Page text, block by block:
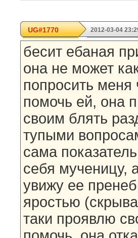
UG#1770 2012-03-04
бесит ебаная
она не может
попросить меня
помочь ей, она
своим блять
тупыми
сама
себя мученицу,
увижу ее
яростью
таки проявлю